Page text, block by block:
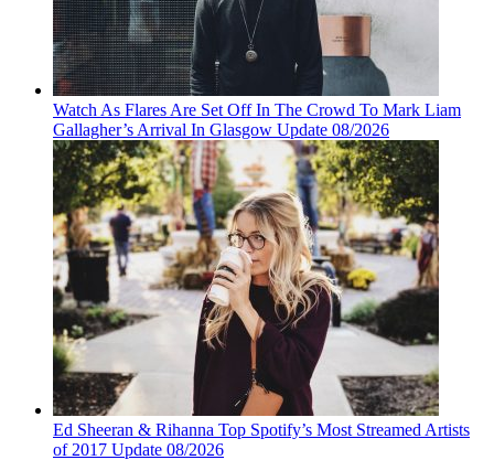
Watch As Flares Are Set Off In The Crowd To Mark Liam
Gallagher’s Arrival In Glasgow Update 08/2026
Ed Sheeran & Rihanna Top Spotify’s Most Streamed Artists
of 2017 Update 08/2026